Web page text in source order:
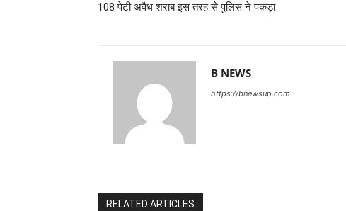
108 पेटी अवैध शराब इस तरह से पुलिस ने पकड़ा
B NEWS
https://bnewsup.com
RELATED ARTICLES